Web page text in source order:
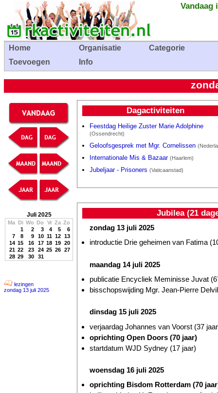
Vandaag
Home Organisatie
Categorie
Toevoegen
Info
Juli 2025
Ma Di Wo Do Vr Za Zo
1
2 3 4 5
6
7
8 9 10 11 12 13
14 15 16 17 18 19 20
21 22 23 24 25 26 27
28 29 30 31
lezingen
zondag 13 juli 2025
Dagactiviteiten
Feestdag Heilige Zuster Marie Adolphine
(Ossendrecht)
Geloofsgesprek met Mgr. Cornelissen
Internationale Mis & Bazaar (Haarlem)
Jubeljaar - Prisoners (Vaticaanstad)
Jubilea (21
zondag 13 juli 2025
introductie Drie geheimen van Fatima
maandag 14 juli 2025
publicatie Encycliek Meminisse Juvat
bisschopswijding Mgr. Jean-Pierre
dinsdag 15 juli 2025
verjaardag Johannes van Voorst (37
oprichting Open Doors (70 jaar)
startdatum WJD Sydney (17 jaar)
woensdag 16 juli 2025
oprichting Bisdom Rotterdam (70